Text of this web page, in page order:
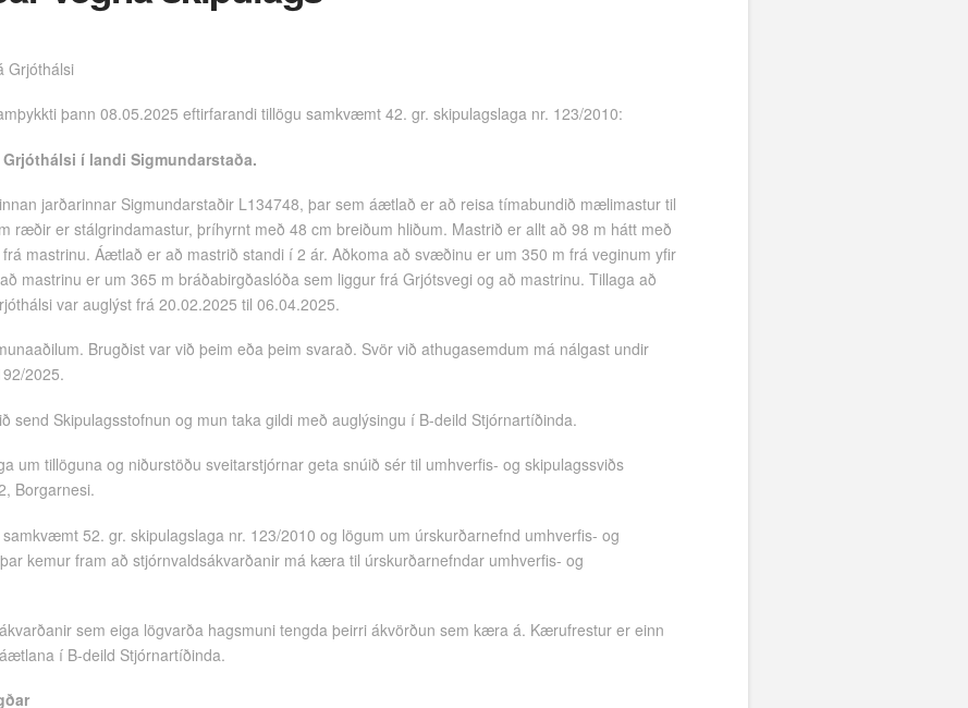
Grjóthálsi
þann 08.05.2025 eftirfarandi tillögu samkvæmt 42. gr. skipulagslaga nr. 123/2010:
í landi Sigmundarstaða.
jarðarinnar Sigmundarstaðir L134748, þar sem áætlað er að reisa tímabundið mælimastur til
ræðir er stálgrindamastur, þríhyrnt með 48 cm breiðum hliðum. Mastrið er allt að 98 m hátt með
mastrinu. Áætlað er að mastrið standi í 2 ár. Aðkoma að svæðinu er um 350 m frá veginum yfir
mastrinu er um 365 m bráðabirgðaslóða sem liggur frá Grjótsvegi og að mastrinu. Tillaga að
var auglýst frá 20.02.2025 til 06.04.2025.
Brugðist var við þeim eða þeim svarað. Svör við athugasemdum má nálgast undir
2025.
send Skipulagsstofnun og mun taka gildi með auglýsingu í B-deild Stjórnartíðinda.
um tillöguna og niðurstöðu sveitarstjórnar geta snúið sér til umhverfis- og skipulagssviðs
Borgarnesi.
52. gr. skipulagslaga nr. 123/2010 og lögum um úrskurðarnefnd umhverfis- og
kemur fram að stjórnvaldsákvarðanir má kæra til úrskurðarnefndar umhverfis- og
sem eiga lögvarða hagsmuni tengda þeirri ákvörðun sem kæra á. Kærufrestur er einn
í B-deild Stjórnartíðinda.